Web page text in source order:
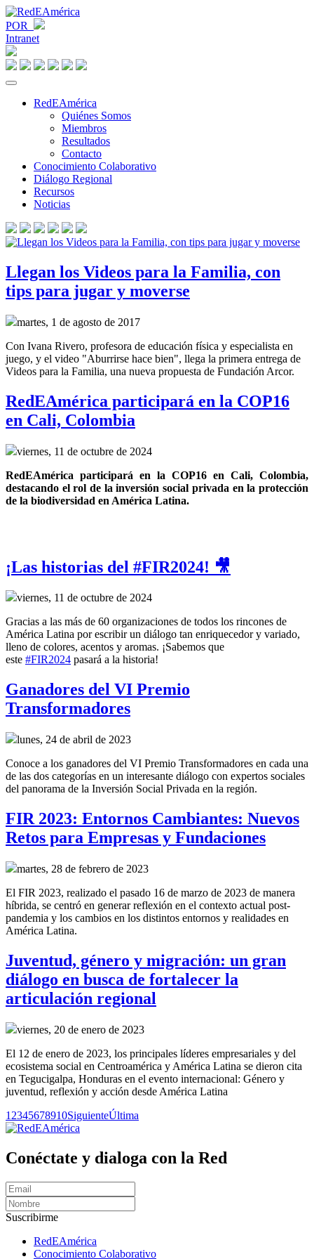
POR
Intranet
RedEAmérica
Quiénes Somos
Miembros
Resultados
Contacto
Conocimiento Colaborativo
Diálogo Regional
Recursos
Noticias
Llegan los Videos para la Familia, con
tips para jugar y moverse
martes, 1 de agosto de 2017
Con Ivana Rivero, profesora de educación física y especialista en
juego, y el video "Aburrirse hace bien", llega la primera entrega de
Videos para la Familia, una nueva propuesta de Fundación Arcor.
RedEAmérica participará en la COP16
en Cali, Colombia
viernes, 11 de octubre de 2024
RedEAmérica participará en la COP16 en Cali, Colombia,
destacando el rol de la inversión social privada en la protección
de la biodiversidad en América Latina.
¡Las historias del #FIR2024! 🎥
viernes, 11 de octubre de 2024
Gracias a las más de 60 organizaciones de todos los rincones de
América Latina por escribir un diálogo tan enriquecedor y variado,
lleno de colores, acentos y aromas. ¡Sabemos que
este #FIR2024 pasará a la historia!
Ganadores del VI Premio
Transformadores
lunes, 24 de abril de 2023
Conoce a los ganadores del VI Premio Transformadores en cada una
de las dos categorías en un interesante diálogo con expertos sociales
del panorama de la Inversión Social Privada en la región.
FIR 2023: Entornos Cambiantes: Nuevos
Retos para Empresas y Fundaciones
martes, 28 de febrero de 2023
El FIR 2023, realizado el pasado 16 de marzo de 2023 de manera
híbrida, se centró en generar reflexión en el contexto actual post-
pandemia y los cambios en los distintos entornos y realidades en
América Latina.
Juventud, género y migración: un gran
diálogo en busca de fortalecer la
articulación regional
viernes, 20 de enero de 2023
El 12 de enero de 2023, los principales líderes empresariales y del
ecosistema social en Centroamérica y América Latina se dieron cita
en Tegucigalpa, Honduras en el evento internacional: Género y
juventud, reflexión y acción desde América Latina
1 2345678910SiguienteÚltima
Conéctate y dialoga con la Red
Suscribirme
RedEAmérica
Conocimiento Colaborativo